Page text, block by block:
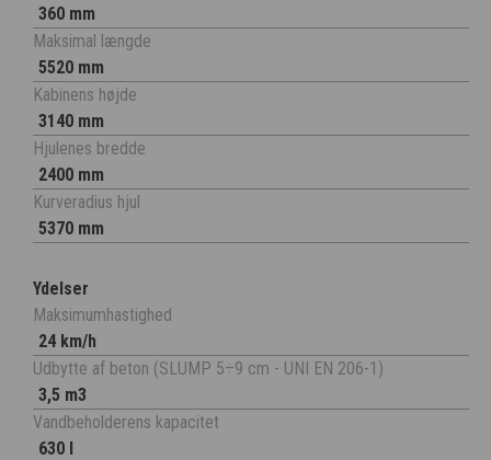
360 mm
Maksimal længde
5520 mm
Kabinens højde
3140 mm
Hjulenes bredde
2400 mm
Kurveradius hjul
5370 mm
Ydelser
Maksimumhastighed
24 km/h
Udbytte af beton (SLUMP 5÷9 cm - UNI EN 206-1)
3,5 m3
Vandbeholderens kapacitet
630 l